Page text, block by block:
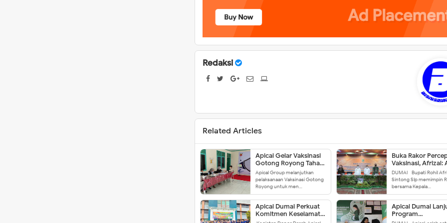
Redaksi
Related Articles
Apical Gelar Vaksinasi
Gotong Royong Tahap
II di Dumai
Apical Group melanjutkan
pelaksanaan Vaksinasi Gotong
Royong untuk men…
Buka Rakor
Vaksinasi, Afrizal:
Kita Ajak
Vaksinasi
DUMAI - Bupati Rohil
Sintong SIp memimpin
bersama Kepala…
Apical Dumai Perkuat
Komitmen Keselamatan
Apical Dumai
Program